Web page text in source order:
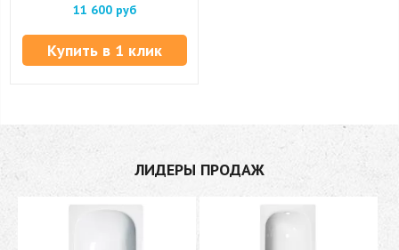
11 600 руб
Купить в 1 клик
ЛИДЕРЫ ПРОДАЖ